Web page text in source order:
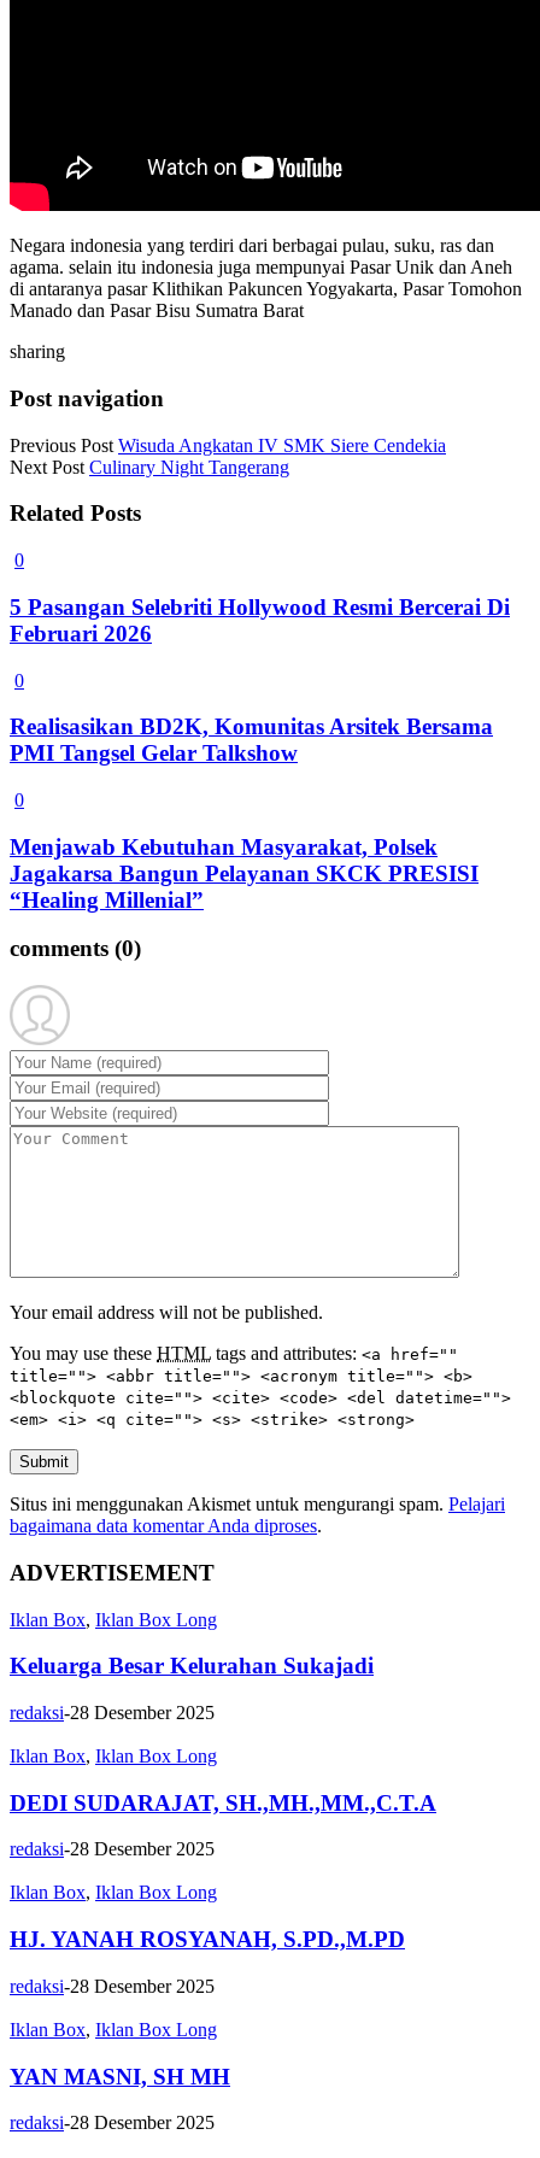
Negara indonesia yang terdiri dari berbagai pulau, suku, ras dan
agama. selain itu indonesia juga mempunyai Pasar Unik dan Aneh
di antaranya pasar Klithikan Pakuncen Yogyakarta, Pasar Tomohon
Manado dan Pasar Bisu Sumatra Barat
sharing
Post navigation
Previous Post Wisuda Angkatan IV SMK Siere Cendekia
Next Post Culinary Night Tangerang
Related Posts
0
5 Pasangan Selebriti Hollywood Resmi Bercerai Di
Februari 2026
0
Realisasikan BD2K, Komunitas Arsitek Bersama
PMI Tangsel Gelar Talkshow
0
Menjawab Kebutuhan Masyarakat, Polsek
Jagakarsa Bangun Pelayanan SKCK PRESISI
“Healing Millenial”
comments (0)
Your email address will not be published.
You may use these HTML tags and attributes: <a href=""
title=""> <abbr title=""> <acronym title=""> <b>
<blockquote cite=""> <cite> <code> <del datetime="">
<em> <i> <q cite=""> <s> <strike> <strong>
Submit
Situs ini menggunakan Akismet untuk mengurangi spam. Pelajari
bagaimana data komentar Anda diproses.
ADVERTISEMENT
Iklan Box, Iklan Box Long
Keluarga Besar Kelurahan Sukajadi
redaksi-28 Desember 2025
Iklan Box, Iklan Box Long
DEDI SUDARAJAT, SH.,MH.,MM.,C.T.A
redaksi-28 Desember 2025
Iklan Box, Iklan Box Long
HJ. YANAH ROSYANAH, S.PD.,M.PD
redaksi-28 Desember 2025
Iklan Box, Iklan Box Long
YAN MASNI, SH MH
redaksi-28 Desember 2025